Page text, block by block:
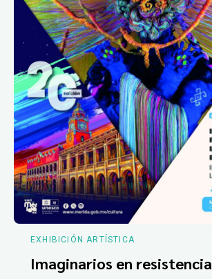
EXHIBICIÓN ARTÍSTICA
Imaginarios en resistencia